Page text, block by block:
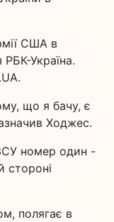
США в
Україна.
що я бачу, є
Ходжес.
номер один -
стороні
полягає в